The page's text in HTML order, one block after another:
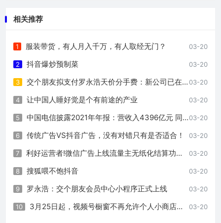
相关推荐
03-20
1 服装带货，有人月入千万，有人取经无门？
03-20
2 抖音爆炒预制菜
03-20
3 交个朋友拟支付罗永浩天价分手费：新公司已在筹备、不叫锤子
03-20
4 让中国人睡好觉是个有前途的产业
03-20
5 中国电信披露2021年年报：营收入4396亿元 同比增长11.7%
03-20
6 传统广告VS抖音广告，没有对错只有是否适合！
03-20
7 利好运营者!微信广告上线流量主无纸化结算功能 结算更方便
03-20
8 搜狐喂不饱抖音
03-20
9 罗永浩：交个朋友会员中心小程序正式上线
03-20
10 3月25日起，视频号橱窗不再允许个人小商店接入